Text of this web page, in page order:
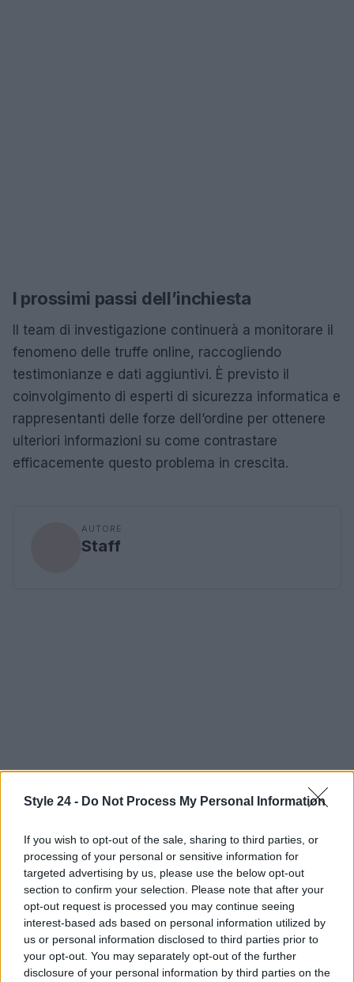
Style 24 - Do Not Process My Personal Information
If you wish to opt-out of the sale, sharing to third parties, or
processing of your personal or sensitive information for
targeted advertising by us, please use the below opt-out
section to confirm your selection. Please note that after your
opt-out request is processed you may continue seeing
interest-based ads based on personal information utilized by
us or personal information disclosed to third parties prior to
your opt-out. You may separately opt-out of the further
disclosure of your personal information by third parties on the
I prossimi passi dell’inchiesta
Il team di investigazione continuerà a monitorare il
fenomeno delle truffe online, raccogliendo
testimonianze e dati aggiuntivi. È previsto il
coinvolgimento di esperti di sicurezza informatica e
rappresentanti delle forze dell’ordine per ottenere
ulteriori informazioni su come contrastare
efficacemente questo problema in crescita.
AUTORE
Staff
Continua a leggere